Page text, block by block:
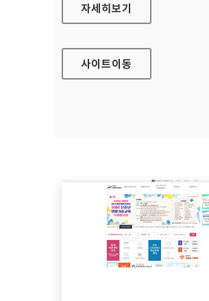
데이터 문제해결은행
자세히보기
사이트이동